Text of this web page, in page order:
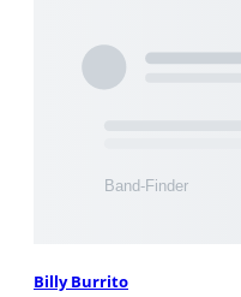
Billy Burrito